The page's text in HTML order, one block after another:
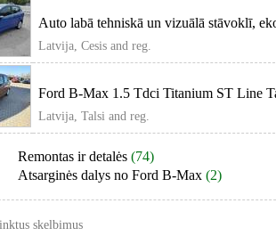
Auto labā tehniskā un vizuālā stāvoklī,
Latvija, Cesis and reg.
Ford B-Max 1.5 Tdci Titanium ST Line
Latvija, Talsi and reg.
Remontas ir detalės (74)
Atsarginės dalys no Ford B-Max (2)
skelbimus